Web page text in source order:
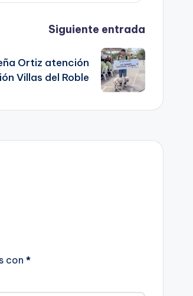
Siguiente entrada
Ortiz atención
Villas del Roble
con *